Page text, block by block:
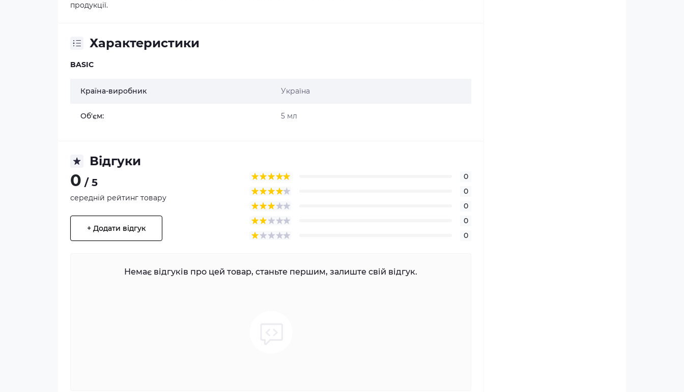
продукції.
Характеристики
BASIC
Країна-виробник Україна
Об'єм: 5 мл
Відгуки
0 / 5
середній рейтинг товару
+ Додати відгук
0
0
0
0
0
Немає відгуків про цей товар, станьте першим, залиште свій відгук.